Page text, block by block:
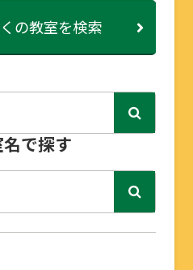
の教室を検索
で探す